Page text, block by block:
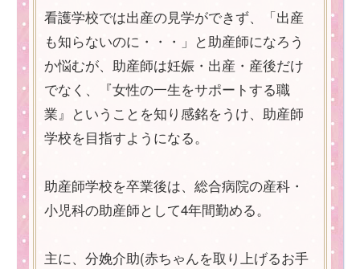
看護学校では出産の見学ができず、「出産
も知らないのに・・・」と助産師になろう
か悩むが、助産師は妊娠・出産・産後だけ
でなく、『女性の一生をサポートする職
業』ということを知り感銘をうけ、助産師
学校を目指すようになる。
助産師学校を卒業後は、総合病院の産科・
小児科の助産師として4年間勤める。
主に、分娩介助(赤ちゃんを取り上げるお手